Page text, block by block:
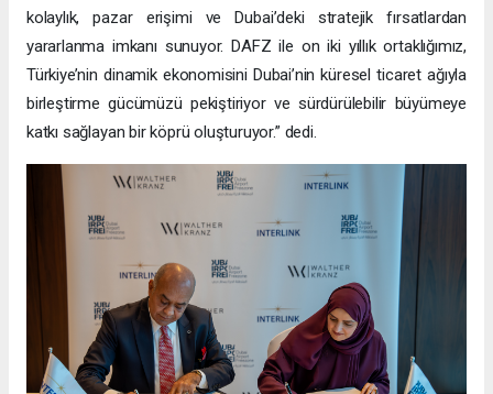
kolaylık, pazar erişimi ve Dubai’deki stratejik fırsatlardan
yararlanma imkanı sunuyor. DAFZ ile on iki yıllık ortaklığımız,
Türkiye’nin dinamik ekonomisini Dubai’nin küresel ticaret ağıyla
birleştirme gücümüzü pekiştiriyor ve sürdürülebilir büyümeye
katkı sağlayan bir köprü oluşturuyor.” dedi.